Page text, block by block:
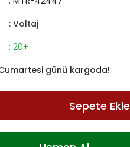
: Voltaj
: 20+
günü kargoda!
Sepete Ekle